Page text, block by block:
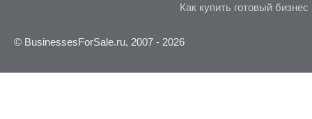
Как купить готовый бизнес
© BusinessesForSale.ru, 2007 - 2026